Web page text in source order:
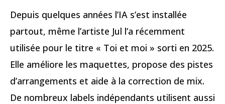
Depuis quelques années l’IA s’est installée
partout, même l’artiste Jul l’a récemment
utilisée pour le titre « Toi et moi » sorti en 2025.
Elle améliore les maquettes, propose des pistes
d’arrangements et aide à la correction de mix.
De nombreux labels indépendants utilisent aussi